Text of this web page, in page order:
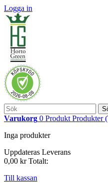
Logga in
Varukorg 0 Produkt Produkter
Inga produkter
Uppdateras Leverans
0,00 kr Totalt:
Till kassan